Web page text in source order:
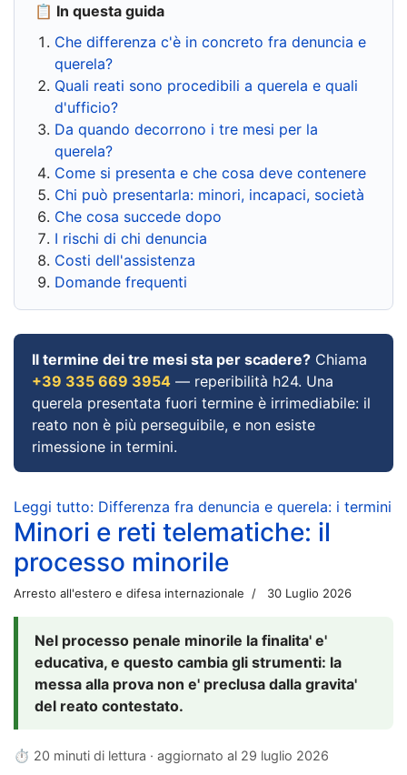
📋 In questa guida
Che differenza c'è in concreto fra denuncia e
querela?
Quali reati sono procedibili a querela e quali
d'ufficio?
Da quando decorrono i tre mesi per la
querela?
Come si presenta e che cosa deve contenere
Chi può presentarla: minori, incapaci, società
Che cosa succede dopo
I rischi di chi denuncia
Costi dell'assistenza
Domande frequenti
Il termine dei tre mesi sta per scadere? Chiama
+39 335 669 3954 — reperibilità h24. Una
querela presentata fuori termine è irrimediabile: il
reato non è più perseguibile, e non esiste
rimessione in termini.
Leggi tutto: Differenza fra denuncia e querela: i termini
Minori e reti telematiche: il
processo minorile
Arresto all'estero e difesa internazionale 30 Luglio 2026
Nel processo penale minorile la finalita' e'
educativa, e questo cambia gli strumenti: la
messa alla prova non e' preclusa dalla gravita'
del reato contestato.
⏱ 20 minuti di lettura · aggiornato al 29 luglio 2026